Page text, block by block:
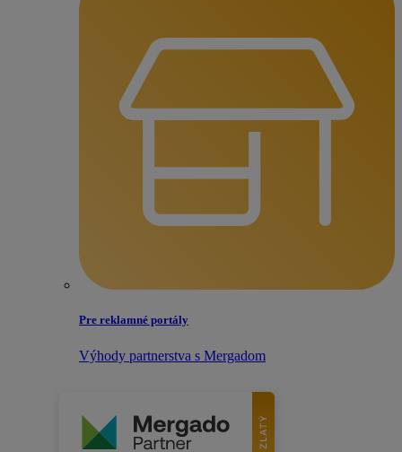
Pre reklamné portály
Výhody partnerstva s Mergadom